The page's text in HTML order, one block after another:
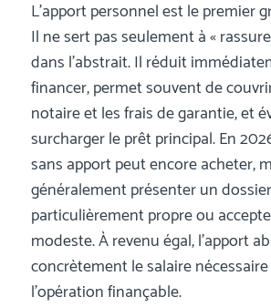
L’apport personnel est le premier
Il ne sert pas seulement à «
dans l’abstrait. Il réduit
financer, permet souvent de
notaire et les frais de garantie, et
surcharger le prêt principal. En
sans apport peut encore acheter,
généralement présenter un dossier
particulièrement propre ou
modeste. À revenu égal, l’apport
concrètement le salaire
l’opération finançable.